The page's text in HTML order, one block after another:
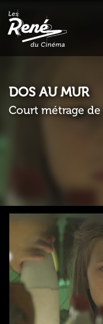
DOS AU MUR
Court métrage de